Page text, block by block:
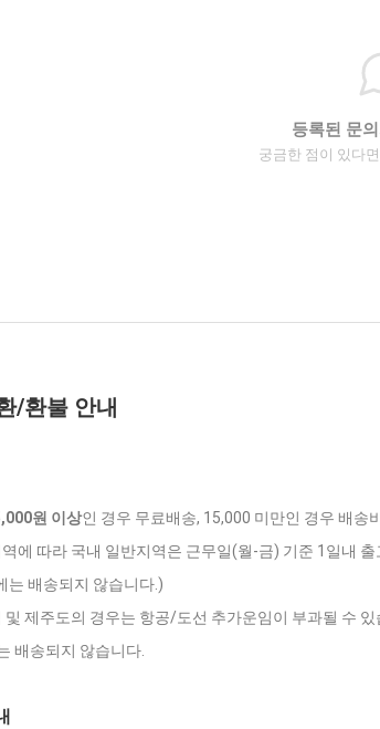
등록된 문
궁금한 점이 있다
/환불 안내
원 이상인 경우 무료배송, 15,000 미만인 경우 배송
에 따라 국내 일반지역은 근무일(월-금) 기준 1일내
는 배송되지 않습니다.)
및 제주도의 경우는 항공/도선 추가운임이 부과될 수 있
배송되지 않습니다.